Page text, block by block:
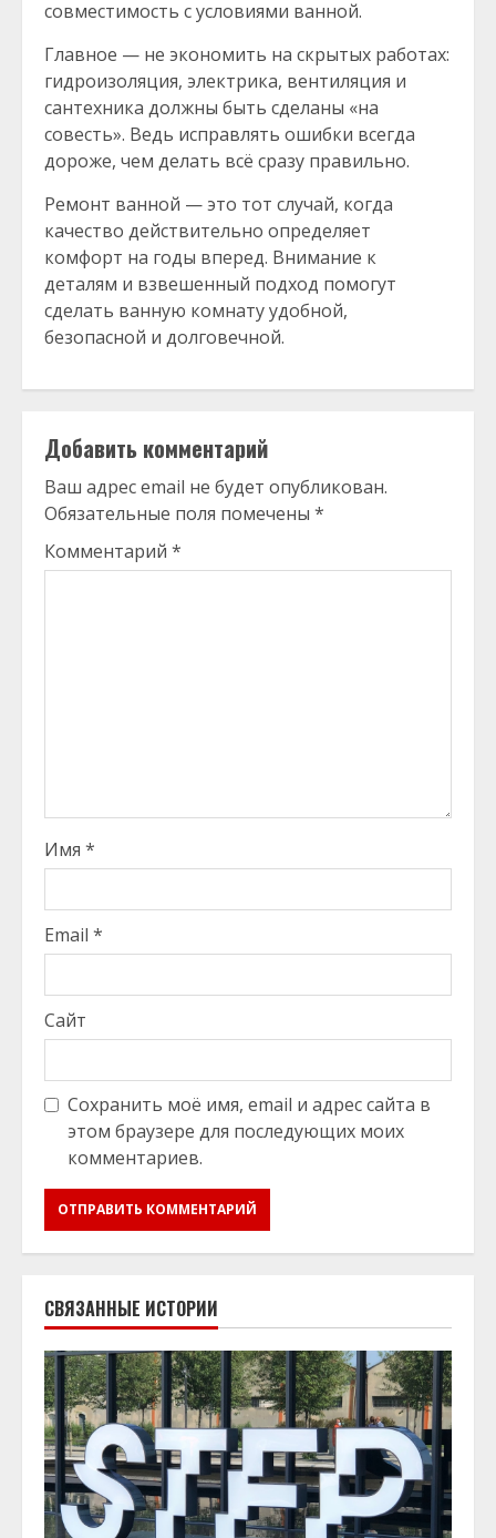
совместимость с условиями ванной.
Главное — не экономить на скрытых работах:
гидроизоляция, электрика, вентиляция и
сантехника должны быть сделаны «на
совесть». Ведь исправлять ошибки всегда
дороже, чем делать всё сразу правильно.
Ремонт ванной — это тот случай, когда
качество действительно определяет
комфорт на годы вперед. Внимание к
деталям и взвешенный подход помогут
сделать ванную комнату удобной,
безопасной и долговечной.
Добавить комментарий
Ваш адрес email не будет опубликован.
Обязательные поля помечены *
Комментарий *
Имя *
Email *
Сайт
Сохранить моё имя, email и адрес сайта в
этом браузере для последующих моих
комментариев.
СВЯЗАННЫЕ ИСТОРИИ